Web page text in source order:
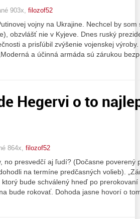
903x, filozof52
vojny na Ukrajine. Nechcel by
obzvlášť nie v Kyjeve. Dnes ruský
a prisľúbil zvýšenie vojenskej
a účinná armáda sú zárukou
Hegervi o to
864x, filozof52
no presvedčí aj ľudí? (Dočasne poverený
na termíne predčasných volieb).
bude schválený hneď po
bude rokovať. Dohoda jasne hovorí o